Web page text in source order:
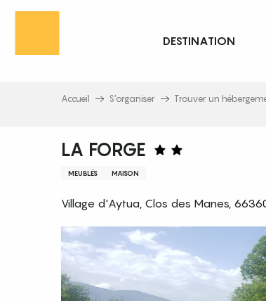
Aller
principal
DESTINATION
Accueil S’organiser Trouver un
LA FORGE
MEUBLÉS MAISON
Village d'Aytua, Clos des Manes,